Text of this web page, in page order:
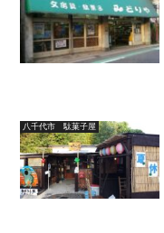
八千代市 駄菓子屋